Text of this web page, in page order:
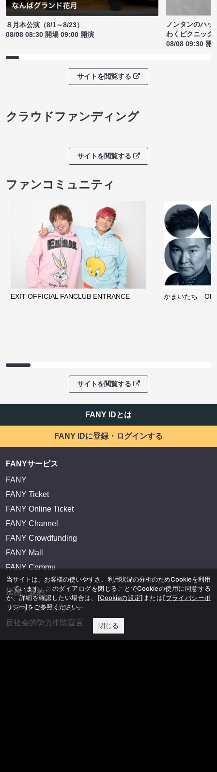
８月本公演（8/1～8/23）
08/08 08:30 開場 09:00 開演
ノンタンのハッ
わくピクニック
08/08 09:30 開
サイトを閲覧する
クラウドファンディング
サイトを閲覧する
ファンコミュニティ
EXIT OFFICIAL FANCLUB ENTRANCE かまいたち
サイトを閲覧する
FANY IDとは
FANY IDに登録・ログインする
FANYサービス
FANY
FANY Ticket
FANY Online Ticket
FANY Channel
FANY Crowdfunding
FANY Mall
FANY Commu
法務・規約
プライバシーポリシー
反社会的勢力排除宣言
当サイトは、お客様の使いやすさ、利用状況の分析のためCookieを利用
しています。このダイアログを閉じることでCookieの使用に同意する
か、詳細を確認したい場合は、 [Cookieの設定] または[プライバシーポ
リシー]をご参照ください。
閉じる